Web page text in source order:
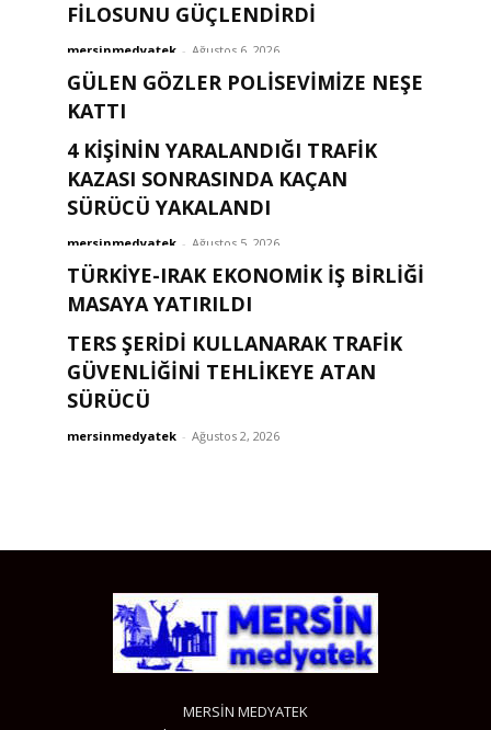
FİLOSUNU GÜÇLENDİRDİ
mersinmedyatek - Ağustos 6, 2026
GÜLEN GÖZLER POLISEVIMIZE NEŞE
KATTI
mersinmedyatek - Ağustos 6, 2026
4 KİŞİNİN YARALANDIĞI TRAFİK
KAZASI SONRASINDA KAÇAN
SÜRÜCÜ YAKALANDI
mersinmedyatek - Ağustos 5, 2026
TÜRKIYE-IRAK EKONOMIK İŞ BIRLIĞI
MASAYA YATIRILDI
mersinmedyatek - Ağustos 2, 2026
TERS ŞERİDİ KULLANARAK TRAFİK
GÜVENLİĞİNİ TEHLİKEYE ATAN
SÜRÜCÜ
mersinmedyatek - Ağustos 2, 2026
MERSİN MEDYATEK